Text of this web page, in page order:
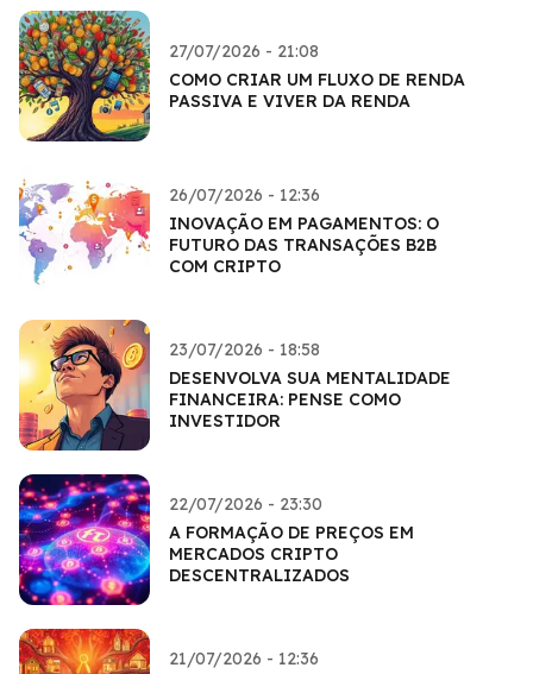
27/07/2026 - 21:08
COMO CRIAR UM FLUXO DE RENDA
PASSIVA E VIVER DA RENDA
26/07/2026 - 12:36
INOVAÇÃO EM PAGAMENTOS: O
FUTURO DAS TRANSAÇÕES B2B
COM CRIPTO
23/07/2026 - 18:58
DESENVOLVA SUA MENTALIDADE
FINANCEIRA: PENSE COMO
INVESTIDOR
22/07/2026 - 23:30
A FORMAÇÃO DE PREÇOS EM
MERCADOS CRIPTO
DESCENTRALIZADOS
21/07/2026 - 12:36